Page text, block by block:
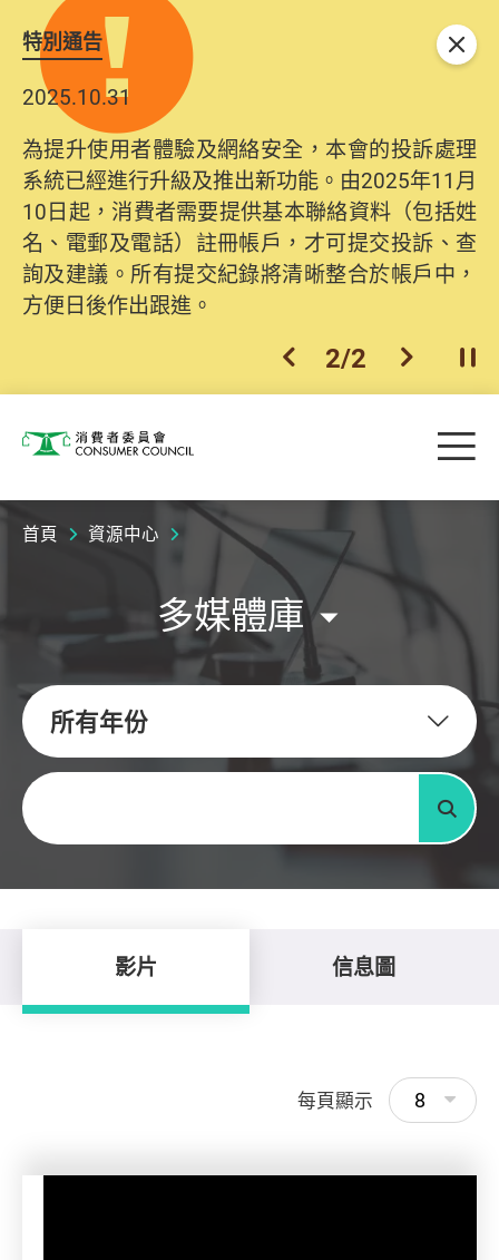
特別通告
2025.10.31
為提升使用者體驗及網絡安全，本會的投訴處理
系統已經進行升級及推出新功能。由2025年11月
10日起，消費者需要提供基本聯絡資料（包括姓
名、電郵及電話）註冊帳戶，才可提交投訴、查
詢及建議。所有提交紀錄將清晰整合於帳戶中，
方便日後作出跟進。
上一個
2/2 下一個開
關閉
消費者委員會 目
首頁 資源中心
多媒體庫
所有年份
關鍵字
搜尋
影片 信息圖
每頁顯示 8